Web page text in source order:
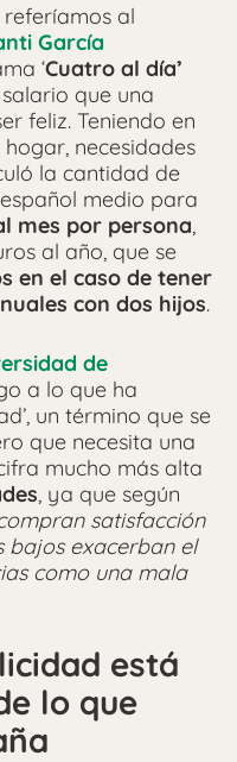
al
García
‘Cuatro al día’
que una
feliz. Teniendo en
necesidades
la cantidad de
medio para
mes por persona
al año, que se
en el caso de tener
con dos hijos.
de
a lo que ha
un término que se
que necesita una
mucho más alta
, ya que según
satisfacción
bajos exacerban el
como una mala
está
lo que